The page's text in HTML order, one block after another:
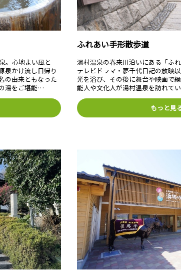
。心地よい風と
泉かけ流し日帰り
の由来ともなった
湯をご堪能…
ふれあい手形散歩道
湯村温泉の春来川沿いにある「ふ
テレビドラマ・夢千代日記の放映
光を浴び、その後に舞台や映画で
能人や文化人が湯村温泉を訪れて
もっと見